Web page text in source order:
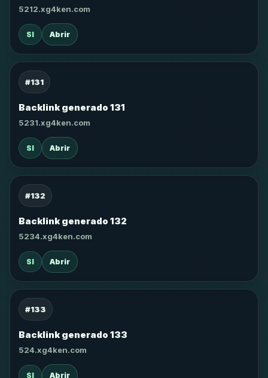
5212.xg4ken.com
SI Abrir
#131
Backlink generado 131
5231.xg4ken.com
SI Abrir
#132
Backlink generado 132
5234.xg4ken.com
SI Abrir
#133
Backlink generado 133
524.xg4ken.com
SI Abrir